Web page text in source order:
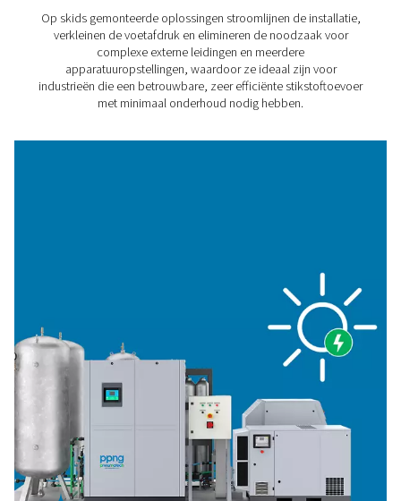
druk, genereert N2 met een hoge zuiverheid (tot
slaat het gas op. Er is een 40 bar-versie voor on-demand
opwekking en een 300 bar-model voor cilinderopslag.
Daarnaast vindt u verschillende maten en accessoires
uw behoeften te voldoen.
1. Kostenefficiëntie
Een skid is ontworpen met de meest efficiënte
minimaliseert het energieverbruik. U elimineert ook de
3. Betrouwbare stikstoftoevoer
U hoeft niet te vertrouwen op externe leveranciers.
op locatie biedt volledige controle over de toevoer.
4. Geen logistiek
Zeg vaarwel tegen het monitoren van je N2-voorraad
volgen en afhandelen van leveringen.